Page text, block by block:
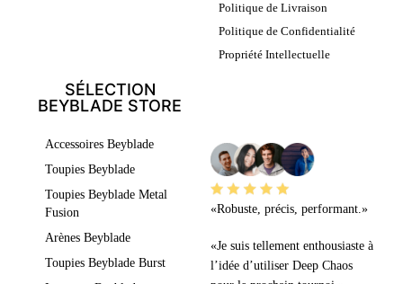
Politique de Livraison
Politique de Confidentialité
Propriété Intellectuelle
SÉLECTION
BEYBLADE STORE
Accessoires Beyblade
Toupies Beyblade
Toupies Beyblade Metal
Fusion
Arènes Beyblade
Toupies Beyblade Burst
«Robuste, précis, performant.»
«Je suis tellement enthousiaste à
l’idée d’utiliser Deep Chaos